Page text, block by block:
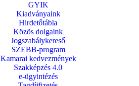
GYIK
Kiadványaink
Hirdetőtábla
Közös dolgaink
Jogszabálykereső
SZEBB-program
Kamarai kedvezmények
Szakképzés 4.0
e-ügyintézés